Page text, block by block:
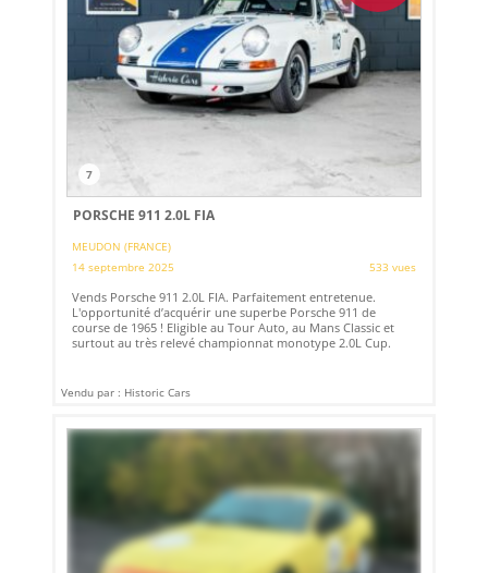
7
PORSCHE 911 2.0L FIA
MEUDON (FRANCE)
14 septembre 2025
533 vues
Vends Porsche 911 2.0L FIA. Parfaitement entretenue.
L'opportunité d’acquérir une superbe Porsche 911 de
course de 1965 ! Eligible au Tour Auto, au Mans Classic et
surtout au très relevé championnat monotype 2.0L Cup.
Vendu par : Historic Cars